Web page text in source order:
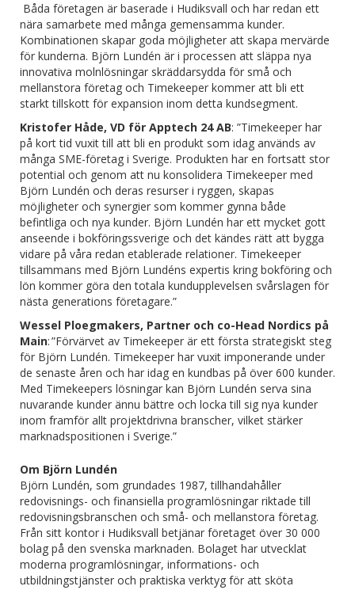
Båda företagen är baserade i Hudiksvall och har redan ett
nära samarbete med många gemensamma kunder.
Kombinationen skapar goda möjligheter att skapa mervärde
för kunderna. Björn Lundén är i processen att släppa nya
innovativa molnlösningar skräddarsydda för små och
mellanstora företag och Timekeeper kommer att bli ett
starkt tillskott för expansion inom detta kundsegment.
Kristofer Håde, VD för Apptech 24 AB: ”Timekeeper har
på kort tid vuxit till att bli en produkt som idag används av
många SME-företag i Sverige. Produkten har en fortsatt stor
potential och genom att nu konsolidera Timekeeper med
Björn Lundén och deras resurser i ryggen, skapas
möjligheter och synergier som kommer gynna både
befintliga och nya kunder. Björn Lundén har ett mycket gott
anseende i bokföringssverige och det kändes rätt att bygga
vidare på våra redan etablerade relationer. Timekeeper
tillsammans med Björn Lundéns expertis kring bokföring och
lön kommer göra den totala kundupplevelsen svårslagen för
nästa generations företagare.”
Wessel Ploegmakers, Partner och co-Head Nordics på
Main: ”Förvärvet av Timekeeper är ett första strategiskt steg
för Björn Lundén. Timekeeper har vuxit imponerande under
de senaste åren och har idag en kundbas på över 600 kunder.
Med Timekeepers lösningar kan Björn Lundén serva sina
nuvarande kunder ännu bättre och locka till sig nya kunder
inom framför allt projektdrivna branscher, vilket stärker
marknadspositionen i Sverige.”
Om Björn Lundén
Björn Lundén, som grundades 1987, tillhandahåller
redovisnings- och finansiella programlösningar riktade till
redovisningsbranschen och små- och mellanstora företag.
Från sitt kontor i Hudiksvall betjänar företaget över 30 000
bolag på den svenska marknaden. Bolaget har utvecklat
moderna programlösningar, informations- och
utbildningstjänster och praktiska verktyg för att sköta